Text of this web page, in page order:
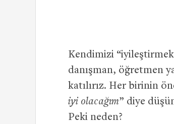
Kendimizi
danışman, öğretmen
katılırız. Her birinin
iyi olacağım” diye
Peki neden?